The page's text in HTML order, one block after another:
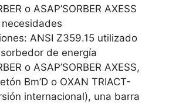
o ASAP’SORBER AXESS
ANSI Z359.15 utilizado
de energía
o ASAP’SORBER AXESS,
Bm’D o OXAN TRIACT-
internacional), una barra